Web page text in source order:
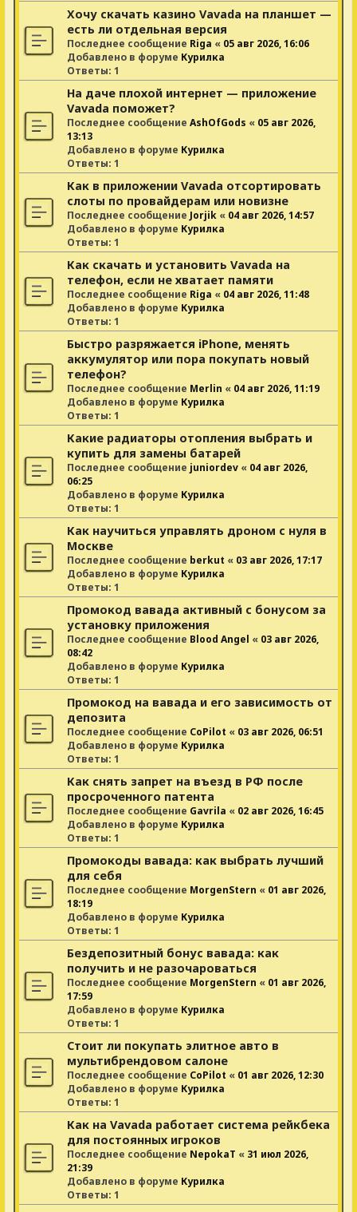
Хочу скачать казино Vavada на планшет —
есть ли отдельная версия
Последнее сообщение Riga « 05 авг 2026, 16:06
Добавлено в форуме Курилка
Ответы: 1
На даче плохой интернет — приложение
Vavada поможет?
Последнее сообщение AshOfGods « 05 авг 2026,
13:13
Добавлено в форуме Курилка
Ответы: 1
Как в приложении Vavada отсортировать
слоты по провайдерам или новизне
Последнее сообщение Jorjik « 04 авг 2026, 14:57
Добавлено в форуме Курилка
Ответы: 1
Как скачать и установить Vavada на
телефон, если не хватает памяти
Последнее сообщение Riga « 04 авг 2026, 11:48
Добавлено в форуме Курилка
Ответы: 1
Быстро разряжается iPhone, менять
аккумулятор или пора покупать новый
телефон?
Последнее сообщение Merlin « 04 авг 2026, 11:19
Добавлено в форуме Курилка
Ответы: 1
Какие радиаторы отопления выбрать и
купить для замены батарей
Последнее сообщение juniordev « 04 авг 2026,
06:25
Добавлено в форуме Курилка
Ответы: 1
Как научиться управлять дроном с нуля в
Москве
Последнее сообщение berkut « 03 авг 2026, 17:17
Добавлено в форуме Курилка
Ответы: 1
Промокод вавада активный с бонусом за
установку приложения
Последнее сообщение Blood Angel « 03 авг 2026,
08:42
Добавлено в форуме Курилка
Ответы: 1
Промокод на вавада и его зависимость от
депозита
Последнее сообщение CoPilot « 03 авг 2026, 06:51
Добавлено в форуме Курилка
Ответы: 1
Как снять запрет на въезд в РФ после
просроченного патента
Последнее сообщение Gavrila « 02 авг 2026, 16:45
Добавлено в форуме Курилка
Ответы: 1
Промокоды вавада: как выбрать лучший
для себя
Последнее сообщение MorgenStern « 01 авг 2026,
18:19
Добавлено в форуме Курилка
Ответы: 1
Бездепозитный бонус вавада: как
получить и не разочароваться
Последнее сообщение MorgenStern « 01 авг 2026,
17:59
Добавлено в форуме Курилка
Ответы: 1
Стоит ли покупать элитное авто в
мультибрендовом салоне
Последнее сообщение CoPilot « 01 авг 2026, 12:30
Добавлено в форуме Курилка
Ответы: 1
Как на Vavada работает система рейкбека
для постоянных игроков
Последнее сообщение NepokaT « 31 июл 2026,
21:39
Добавлено в форуме Курилка
Ответы: 1